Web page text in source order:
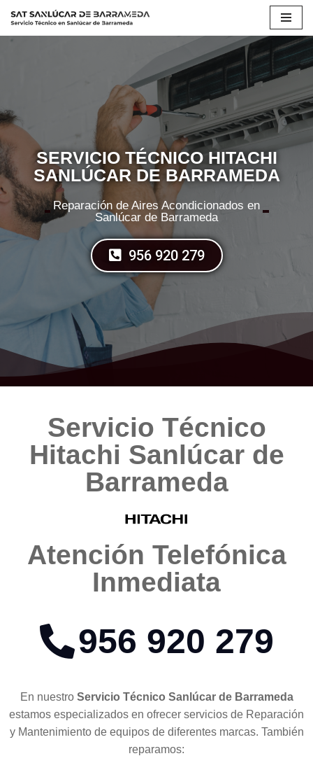
Saltar
SERVICIO TÉCNICO HITACHI
SANLÚCAR DE BARRAMEDA
Reparación de Aires Acondicionados en
Sanlúcar de Barrameda
956 920 279
Servicio Técnico
Hitachi Sanlúcar de
Barrameda
Atención Telefónica
Inmediata
956 920 279
En nuestro Servicio Técnico Sanlúcar de Barrameda
estamos especializados en ofrecer servicios de Reparación
y Mantenimiento de equipos de diferentes marcas. También
reparamos: